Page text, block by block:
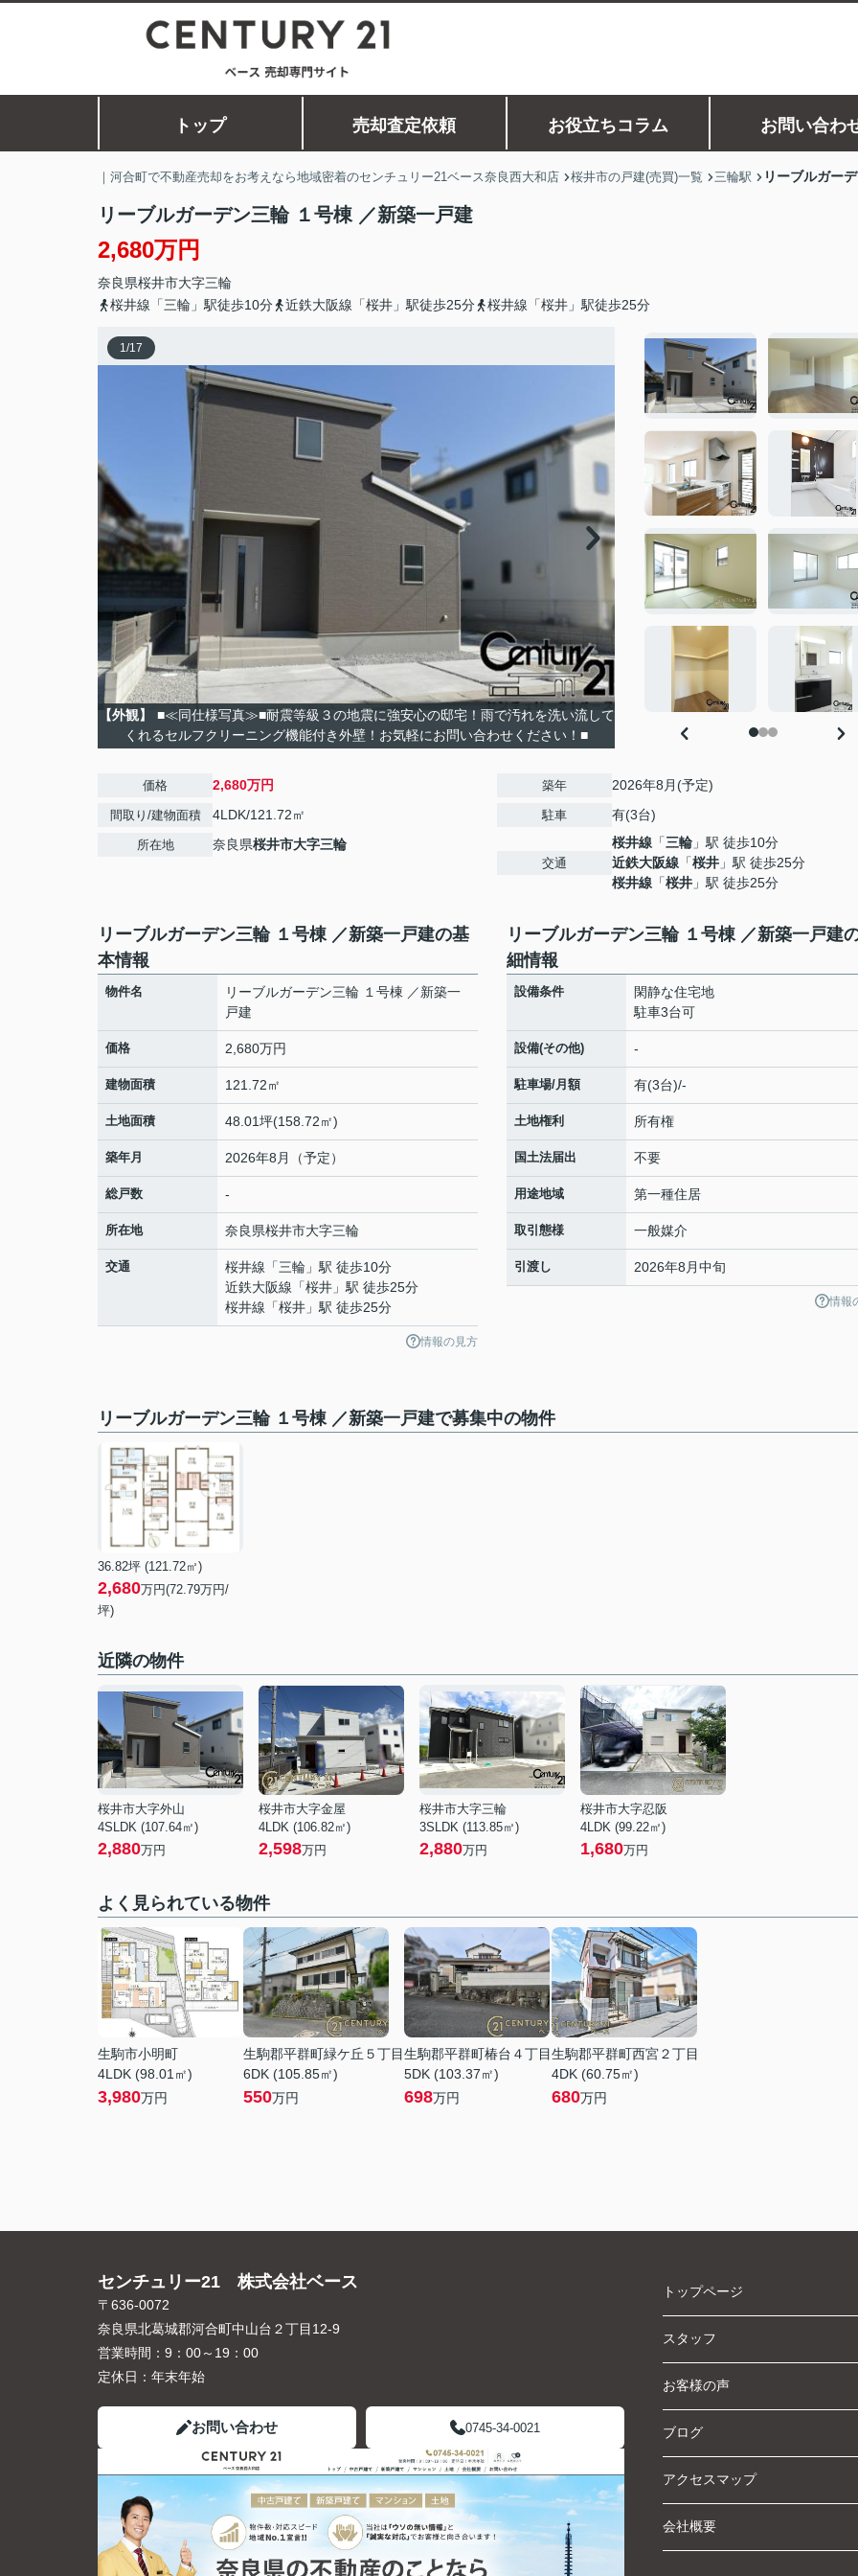
トップ 売却査定依頼 お役立ちコラム お問い合わ
｜河合町で不動産売却をお考えなら地域密着のセンチュリー21ベース奈良西大和店 桜井市の戸建(売買)一覧 三輪駅 リーブルガー
リーブルガーデン三輪 １号棟 ／新築一戸建
2,680万円
奈良県桜井市大字三輪
桜井線「三輪」駅徒歩10分
近鉄大阪線「桜井」駅徒歩25分 桜井線「桜井」駅徒歩25分
1/17
【外観】
■≪同仕様写真≫■耐震等級３の地震に強安心の邸宅！雨で汚れを洗い流して
くれるセルフクリーニング機能付き外壁！お気軽にお問い合わせください！■
価格 2,680万円
間取り/建物面積 4LDK/121.72㎡
所在地 奈良県桜井市大字三輪
築年 2026年8月(予定)
駐車 有(3台)
交通
桜井線 「三輪 」駅 徒歩10分
近鉄大阪線 「桜井 」駅 徒歩25分
桜井線 「桜井 」駅 徒歩25分
リーブルガーデン三輪 １号棟 ／新築一戸建の基
本情報
物件名
リーブルガーデン三輪 １号棟 ／新築一
戸建
価格 2,680万円
建物面積 121.72㎡
土地面積 48.01坪(158.72㎡)
築年月 2026年8月（予定）
総戸数 -
所在地 奈良県桜井市大字三輪
交通 桜井線 「三輪 」駅 徒歩10分
近鉄大阪線 「桜井 」駅 徒歩25分
桜井線 「桜井 」駅 徒歩25分
情報の見方
リーブルガーデン三輪 １号棟 ／新築一戸建
細情報
設備条件
閑静な住宅地
駐車3台可
設備(その他) -
駐車場/月額 有(3台)/-
土地権利 所有権
国土法届出 不要
用途地域 第一種住居
取引態様 一般媒介
引渡し 2026年8月中旬
情報
リーブルガーデン三輪 １号棟 ／新築一戸建で募集中の物件
36.82坪 (121.72㎡)
2,680万円(72.79万円/
坪)
近隣の物件
桜井市大字外山
4SLDK (107.64㎡)
2,880万円
桜井市大字金屋
4LDK (106.82㎡)
2,598万円
桜井市大字三輪
3SLDK (113.85㎡)
2,880万円
桜井市大字忍阪
4LDK (99.22㎡)
1,680万円
よく見られている物件
生駒市小明町
4LDK (98.01㎡)
3,980万円
生駒郡平群町緑ケ丘５丁目
6DK (105.85㎡)
550万円
生駒郡平群町椿台４丁目
5DK (103.37㎡)
698万円
生駒郡平群町西宮２丁目
4DK (60.75㎡)
680万円
センチュリー21 株式会社ベース
〒636-0072
奈良県北葛城郡河合町中山台２丁目12-9
営業時間： 9：00～19：00
定休日： 年末年始
お問い合わせ 0745-34-0021
トップページ
スタッフ
お客様の声
ブログ
アクセスマップ
会社概要